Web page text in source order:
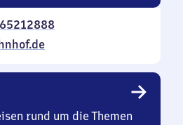
rund um die Themen